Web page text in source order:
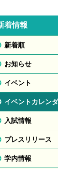
着情報
新着順
お知らせ
イベント
イベントカレン
入試情報
プレスリリース
学内情報